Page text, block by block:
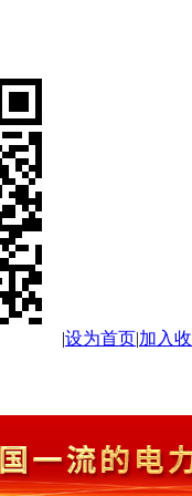
|设为首页|加入